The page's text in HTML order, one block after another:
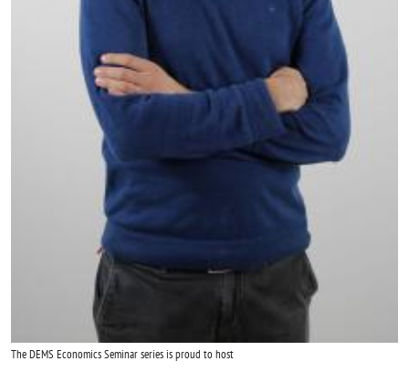
The DEMS Economics Seminar series is proud to host